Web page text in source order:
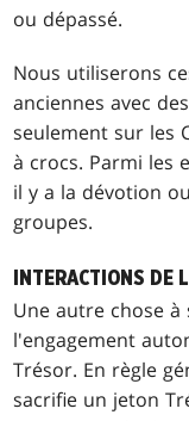
ou dépassé.
Nous utiliserons
anciennes avec
seulement sur les
à crocs. Parmi les
il y a la dévotion
groupes.
INTERACTIONS DE
Une autre chose
l'engagement
Trésor. En règle
sacrifie un jeton